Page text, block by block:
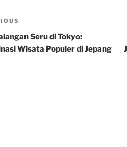
Seru di Tokyo:
Wisata Populer di Jepang